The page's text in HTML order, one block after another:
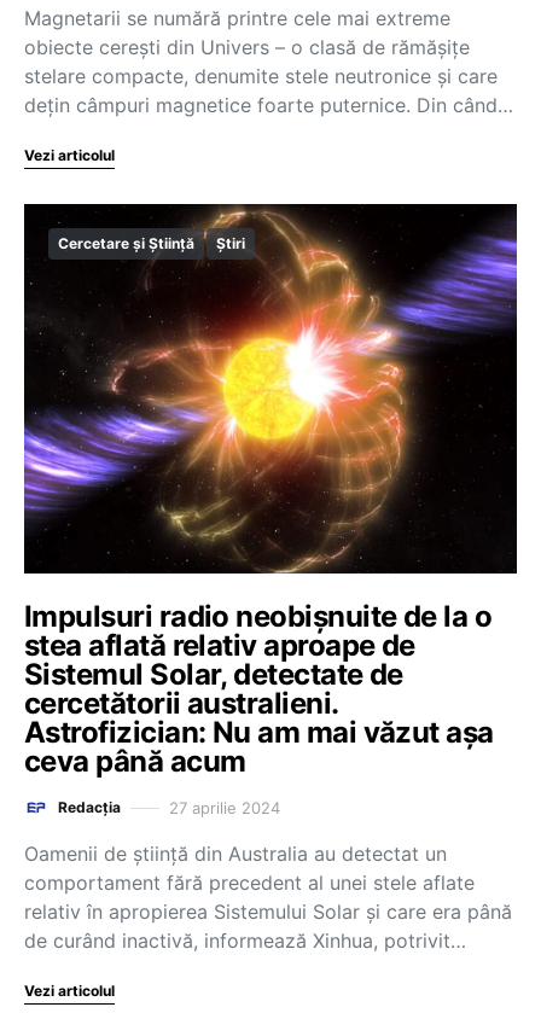
Magnetarii se numără printre cele mai extreme
obiecte cereşti din Univers – o clasă de rămăşiţe
stelare compacte, denumite stele neutronice şi care
deţin câmpuri magnetice foarte puternice. Din când…
Vezi articolul
Cercetare și Știință Știri
Impulsuri radio neobișnuite de la o
stea aflată relativ aproape de
Sistemul Solar, detectate de
cercetătorii australieni.
Astrofizician: Nu am mai văzut așa
ceva până acum
Redacția 27 aprilie 2024
Oamenii de ştiinţă din Australia au detectat un
comportament fără precedent al unei stele aflate
relativ în apropierea Sistemului Solar şi care era până
de curând inactivă, informează Xinhua, potrivit…
Vezi articolul